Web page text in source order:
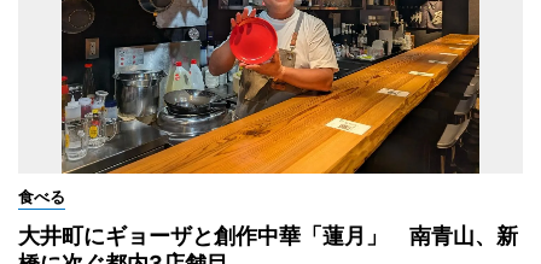
食べる
大井町にギョーザと創作中華「蓮月」 南青山、新